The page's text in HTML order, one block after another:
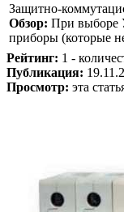
Защитно-
Обзор: При выборе
приборы (которые
Рейтинг: 1 -
Публикация:
Просмотр: эта